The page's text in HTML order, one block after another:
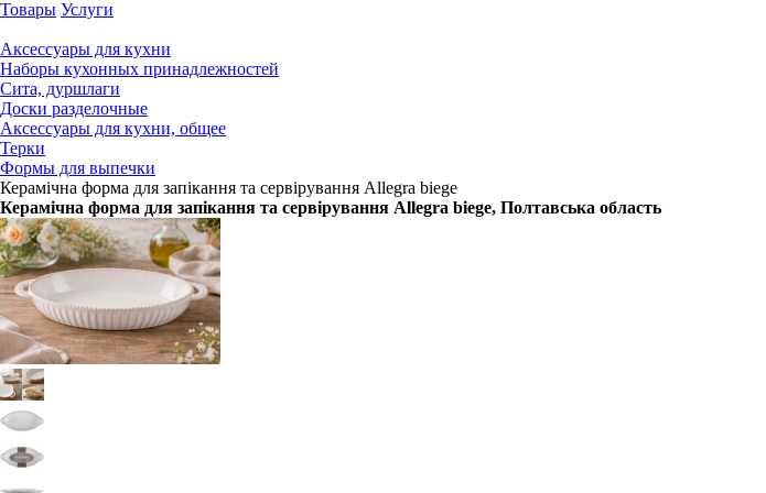
Товары Услуги
Аксессуары для кухни
Наборы кухонных принадлежностей
Сита, дуршлаги
Доски разделочные
Аксессуары для кухни, общее
Терки
Формы для выпечки
Керамічна форма для запікання та сервірування Allegra biege
Керамічна форма для запікання та сервірування Allegra biege, Полтавська область